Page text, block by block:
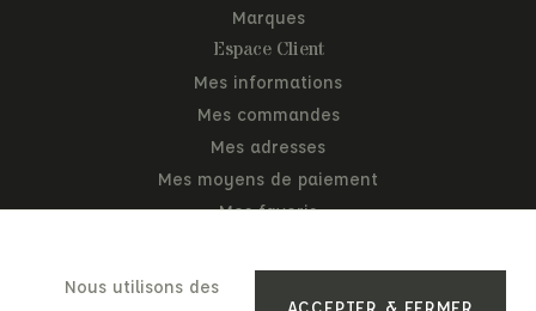
Marques
Espace Client
Mes informations
Mes commandes
Mes adresses
Mes moyens de paiement
Mes favoris
Nous utilisons des